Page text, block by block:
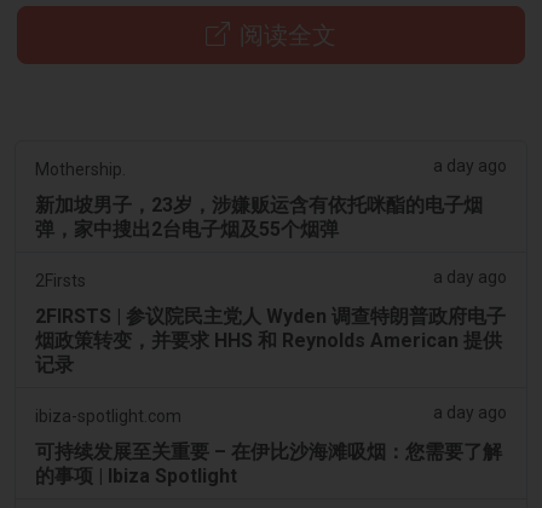
阅读全文
Mothership. a day ago
新加坡男子，23岁，涉嫌贩运含有依托咪酯的电子烟
弹，家中搜出2台电子烟及55个烟弹
2Firsts a day ago
2FIRSTS | 参议院民主党人 Wyden 调查特朗普政府电子
烟政策转变，并要求 HHS 和 Reynolds American 提供
记录
ibiza-spotlight.com a day ago
可持续发展至关重要 – 在伊比沙海滩吸烟：您需要了解
的事项 | Ibiza Spotlight